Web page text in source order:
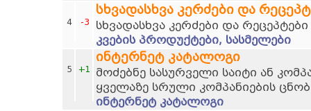
4 -3
სხვადასხვა კერძები და
სხვადასხვა კერძები და რეცეპტები
კვების პროდუქტები, სასმელები
5 +1
ინტერნეტ კატალოგი
მოძებნე სასურველი საიტი ან
ყველაზე სრული კომპანიების
ინტერნეტ კატალოგი